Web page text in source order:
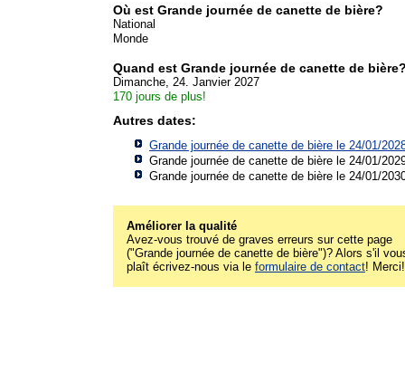
Où est Grande journée de canette de bière?
National
Monde
Quand est Grande journée de canette de
Dimanche, 24. Janvier 2027
170 jours de plus!
Autres dates:
Grande journée de canette de bière le 24/01/
Grande journée de canette de bière le 24/01/
Grande journée de canette de bière le 24/01/
Améliorer la qualité
Avez-vous trouvé de graves erreurs sur cette page
("Grande journée de canette de bière")? Alors s'il
plaît écrivez-nous via le formulaire de contact! Merci!